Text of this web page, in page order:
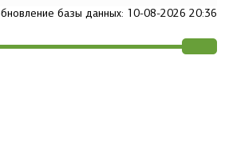
базы данных: 10-08-2026 20:36